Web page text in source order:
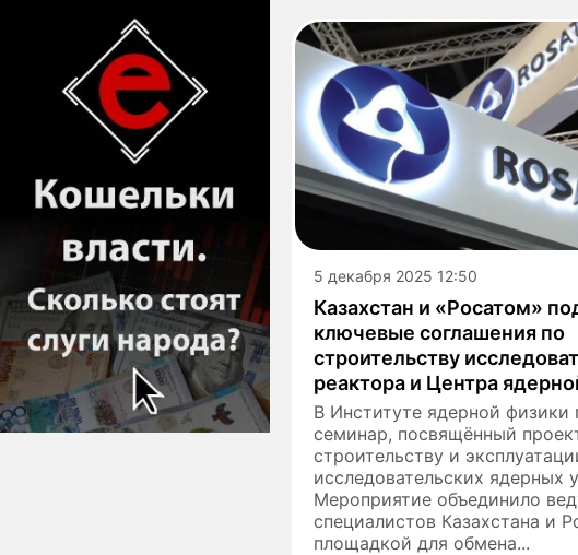
5 декабря 2025 12:50
Казахстан и «Росатом»
ключевые соглашения по
строительству
реактора и Центра
В Институте ядерной физики
семинар, посвящённый
строительству и
исследовательских ядерных
Мероприятие объединило
специалистов Казахстана и
площадкой для обмена...